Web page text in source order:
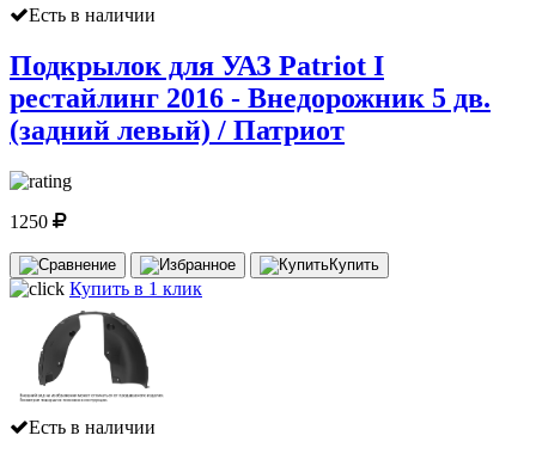
Есть в наличии
Подкрылок для УАЗ Patriot I
рестайлинг 2016 - Внедорожник 5 дв.
(задний левый) / Патриот
1250
Купить
Купить в 1 клик
Есть в наличии